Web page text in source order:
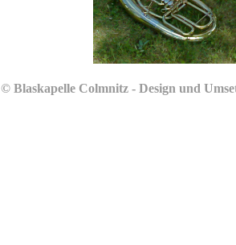
© Blaskapelle Colmnitz - Design und